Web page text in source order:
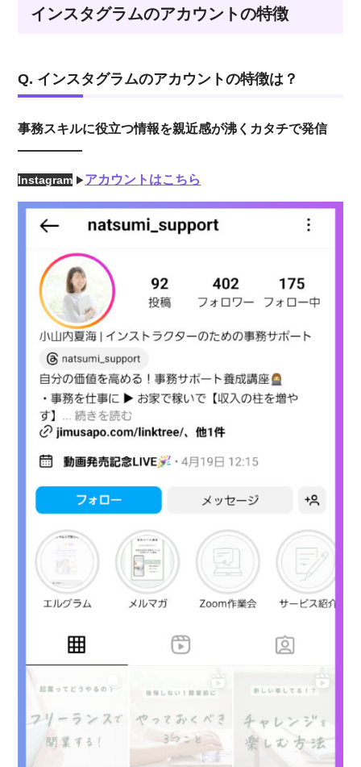
インスタグラムのアカウントの特徴
Q. インスタグラムのアカウントの特徴は？
事務スキルに役立つ情報を親近感が沸くカタチで発信
Instagram ▶アカウントはこちら